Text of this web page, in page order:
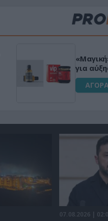
για
07.08.2026 |